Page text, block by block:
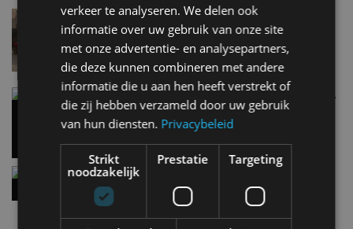
Lamborghini Revuelto eert 60 jaar Miura met
speciale editie
6 aug
Carbon fibre op je laadkabel: nergens voor nodig,
en precies daarom geweldig
5 aug
Hennessey Blackbird krijgt atmosferische V8 en
handbak: soms is eenvoud leuker
verkeer te analyseren. We delen ook
informatie over uw gebruik van onze site
met onze advertentie- en analysepartners,
die deze kunnen combineren met andere
informatie die u aan hen heeft verstrekt of
die zij hebben verzameld door uw gebruik
van hun diensten. Privacybeleid
Strikt
noodzakelijk
Prestatie Targeting